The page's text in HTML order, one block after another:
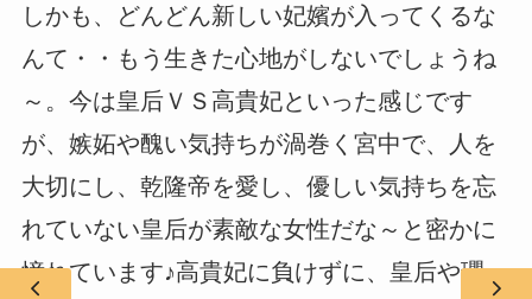
しかも、どんどん新しい妃嬪が入ってくるな
んて・・もう生きた心地がしないでしょうね
～。今は皇后ＶＳ高貴妃といった感じです
が、嫉妬や醜い気持ちが渦巻く宮中で、人を
大切にし、乾隆帝を愛し、優しい気持ちを忘
れていない皇后が素敵な女性だな～と密かに
憧れています♪高貴妃に負けずに、皇后や瓔